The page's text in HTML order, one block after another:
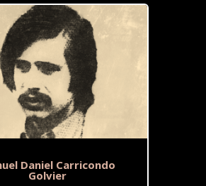
Daniel Carricondo
Golvier